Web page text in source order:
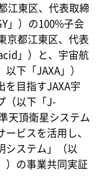
江東区、代表取締
」）の100%子会
京都江東区、代表
」）と、宇宙航
下「JAXA」）
を目指すJAXA宇
（以下「J-
天頂衛星システム
ビスを活用し、
システム」（以
）の事業共同実証